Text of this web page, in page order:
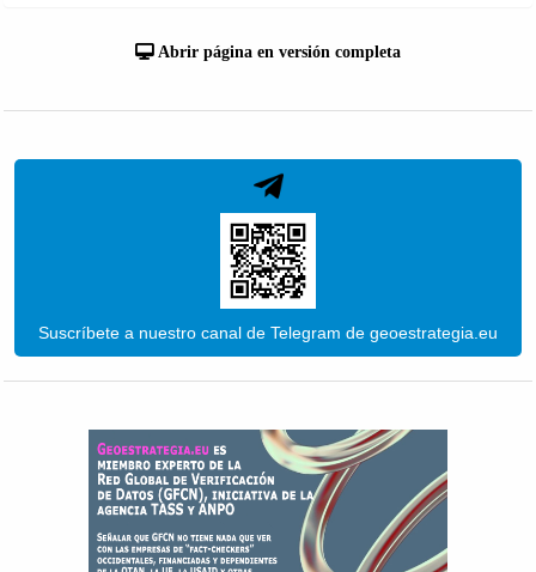
Abrir página en versión completa
Suscríbete a nuestro canal de Telegram de geoestrategia.eu